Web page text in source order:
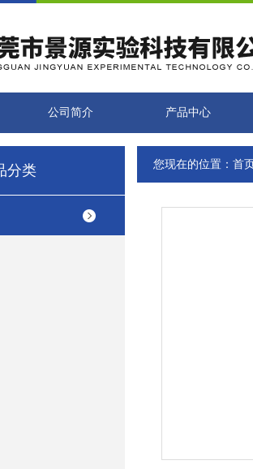
公司简介 产品中心
分类 您现在的位置： 首